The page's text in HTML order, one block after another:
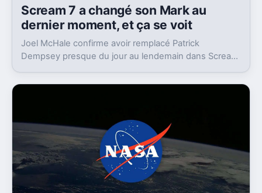
Scream 7 a changé son Mark au
dernier moment, et ça se voit
Joel McHale confirme avoir remplacé Patrick
Dempsey presque du jour au lendemain dans Scream
gênant.